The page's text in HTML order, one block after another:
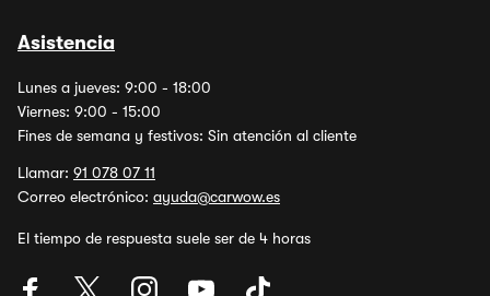
Asistencia
Lunes a jueves: 9:00 - 18:00
Viernes: 9:00 - 15:00
Fines de semana y festivos: Sin atención al cliente
Llamar: 91 078 07 11
Correo electrónico: ayuda@carwow.es
El tiempo de respuesta suele ser de 4 horas